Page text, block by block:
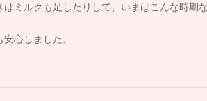
では体重増加が良好なため、必ずしも増や
い場合は、休息のためにミルクを使うこと
ません😊
はミルクも足したりして、いまはこんな時期
心しました。